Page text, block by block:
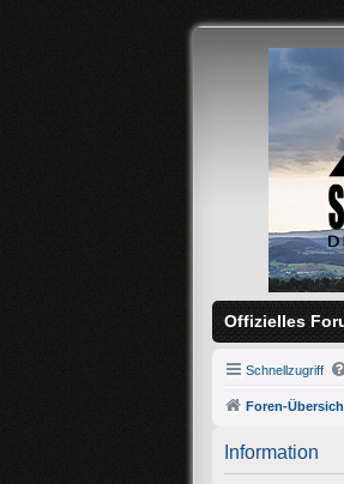
Offizielles
Schnellzugriff
Foren-
Information